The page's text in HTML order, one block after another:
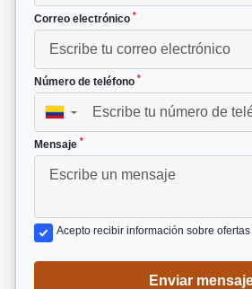
Correo electrónico *
Número de teléfono *
▼
Mensaje *
Acepto recibir información sobre
Enviar